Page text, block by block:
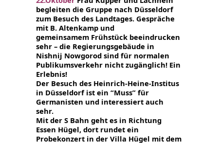
begleiten die Gruppe nach Düsseldorf
zum Besuch des Landtages. Gespräche
mit B. Altenkamp und
gemeinsamem Frühstück beeindrucken
sehr – die Regierungsgebäude in
Nishnij Nowgorod sind für normalen
Publikumsverkehr nicht zugänglich! Ein
Erlebnis!
Der Besuch des Heinrich-Heine-Institus
in Düsseldorf ist ein “Muss” für
Germanisten und interessiert auch
sehr.
Mit der S Bahn geht es in Richtung
Essen Hügel, dort rundet ein
Probekonzert in der Villa Hügel mit dem